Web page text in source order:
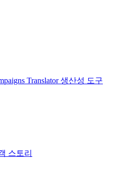
Translator생산성 도구
스토리